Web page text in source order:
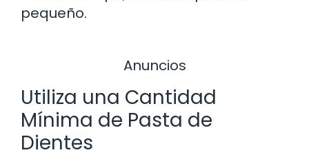
pequeño.
Anuncios
Utiliza una Cantidad
Mínima de Pasta de
Dientes